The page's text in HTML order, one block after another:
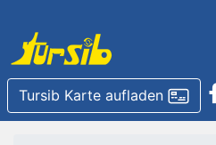
Tursib Karte aufladen